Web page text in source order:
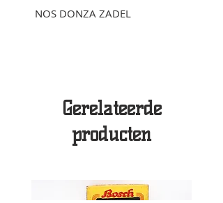
NOS DONZA ZADEL
Gerelateerde
producten